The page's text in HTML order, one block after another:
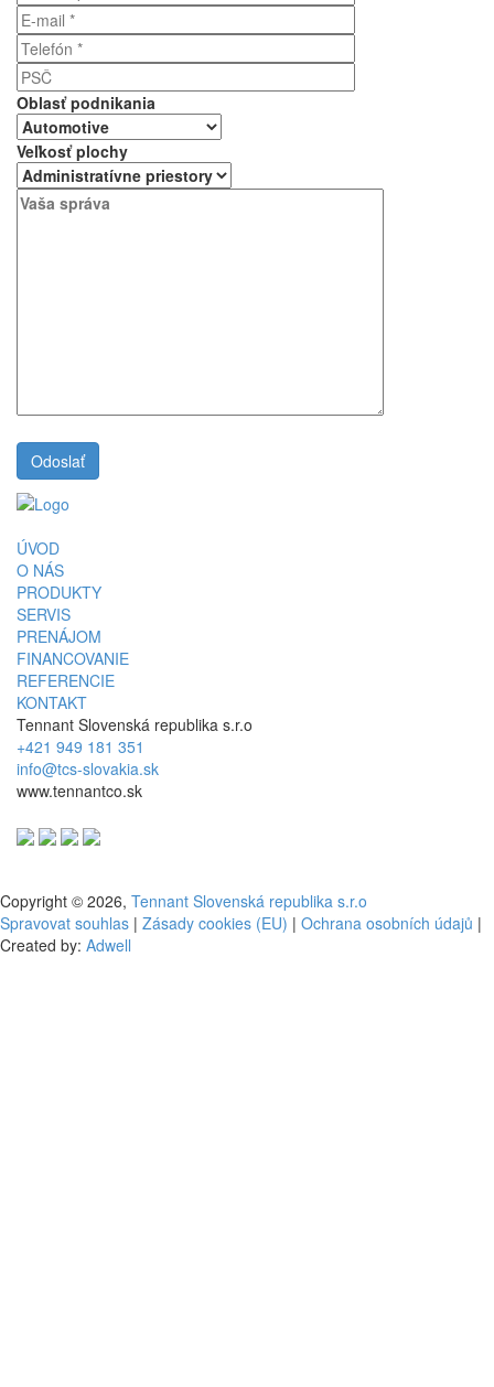
Oblasť podnikania
Veľkosť plochy
ÚVOD
O NÁS
PRODUKTY
SERVIS
PRENÁJOM
FINANCOVANIE
REFERENCIE
KONTAKT
Tennant Slovenská republika s.r.o
+421 949 181 351
info@tcs-slovakia.sk
www.tennantco.sk
Copyright © 2026, Tennant Slovenská republika s.r.o
Spravovat souhlas | Zásady cookies (EU) | Ochrana osobních údajů |
Created by: Adwell